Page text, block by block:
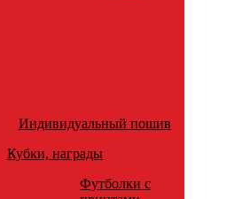
Индивидуальный пошив
Кубки, награды
Футболки с